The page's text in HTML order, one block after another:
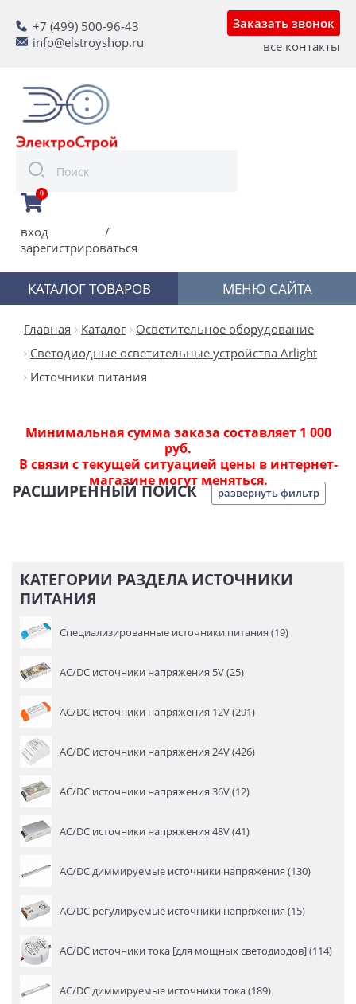
+7 (499) 500-96-43
info@elstroyshop.ru
Заказать звонок
все контакты
0
вход
/
зарегистрироваться
КАТАЛОГ ТОВАРОВ МЕНЮ САЙТА
Главная Каталог
Осветительное оборудование
Светодиодные осветительные устройства Arlight
Источники питания
Минимальная сумма заказа составляет 1 000
руб.
В связи с текущей ситуацией цены в интернет-
магазине могут меняться.
РАСШИРЕННЫЙ ПОИСК развернуть фильтр
КАТЕГОРИИ РАЗДЕЛА ИСТОЧНИКИ
ПИТАНИЯ
Специализированные источники питания (19)
AC/DC источники напряжения 5V (25)
AC/DC источники напряжения 12V (291)
AC/DC источники напряжения 24V (426)
AC/DC источники напряжения 36V (12)
AC/DC источники напряжения 48V (41)
AC/DC диммируемые источники напряжения (130)
AC/DC регулируемые источники напряжения (15)
AC/DC источники тока [для мощных светодиодов] (114)
AC/DC диммируемые источники тока (189)